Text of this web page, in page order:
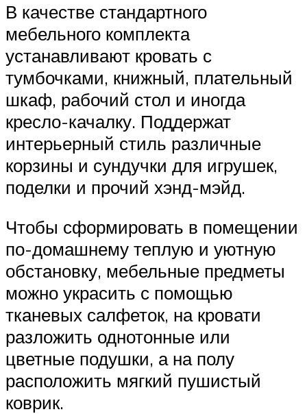
В качестве стандартного
мебельного комплекта
устанавливают кровать с
тумбочками, книжный, плательный
шкаф, рабочий стол и иногда
кресло-качалку. Поддержат
интерьерный стиль различные
корзины и сундучки для игрушек,
поделки и прочий хэнд-мэйд.
Чтобы сформировать в помещении
по-домашнему теплую и уютную
обстановку, мебельные предметы
можно украсить с помощью
тканевых салфеток, на кровати
разложить однотонные или
цветные подушки, а на полу
расположить мягкий пушистый
коврик.